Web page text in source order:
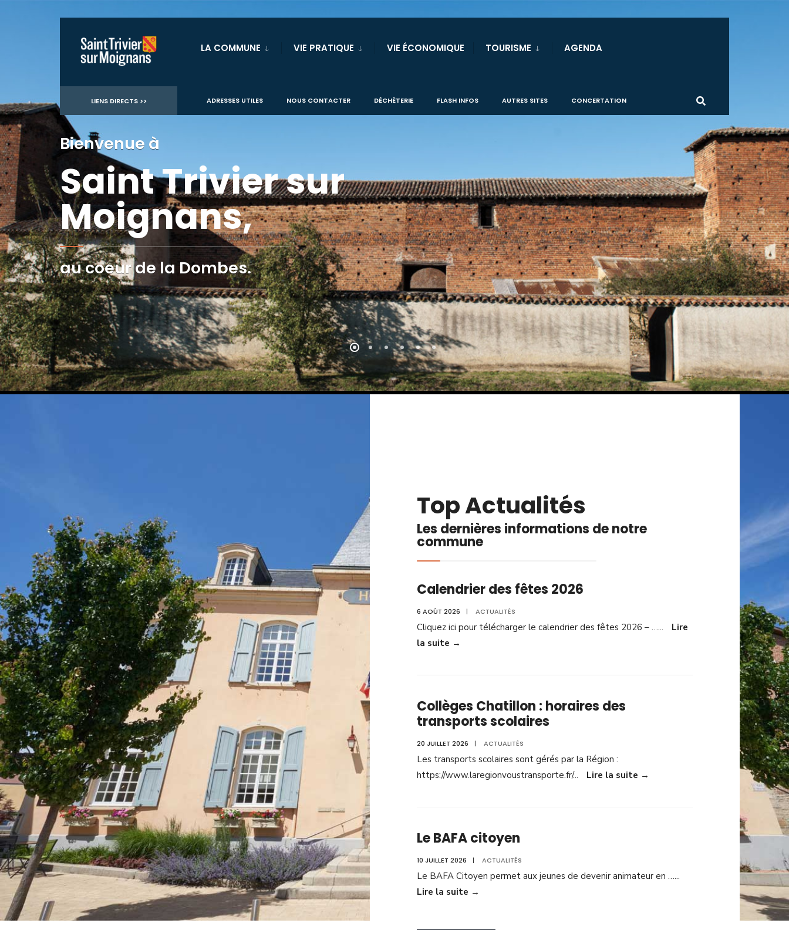
LA COMMUNE VIE PRATIQUE VIE ÉCONOMIQUE TOURISME AGENDA
LIENS DIRECTS >> ADRESSES UTILES NOUS CONTACTER DÉCHÈTERIE FLASH INFOS AUTRES SITES CONCERTATION
Bienvenue à
Saint Trivier sur
Moignans,
au coeur de la Dombes.
Top Actualités
Les dernières informations de notre
commune
Calendrier des fêtes 2026
6 AOÛT 2026 | ACTUALITÉS
Cliquez ici pour télécharger le calendrier des fêtes 2026 – …...
Lire
la suite →
Collèges Chatillon : horaires des
transports scolaires
20 JUILLET 2026 | ACTUALITÉS
Les transports scolaires sont gérés par la Région :
https://www.laregionvoustransporte.fr/... Lire la suite →
Le BAFA citoyen
10 JUILLET 2026 | ACTUALITÉS
Le BAFA Citoyen permet aux jeunes de devenir animateur en …...
Lire la suite →